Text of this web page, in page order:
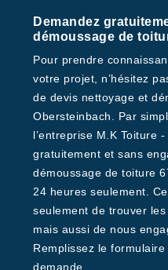
Demandez
démoussage de
Pour prendre
votre projet, n’hésitez
de devis nettoyage et
Obersteinbach. Par
l’entreprise M.K Toiture
gratuitement et sans
démoussage de toiture
24 heures seulement.
seulement de trouver
mais aussi de nous
Remplissez le
demande.